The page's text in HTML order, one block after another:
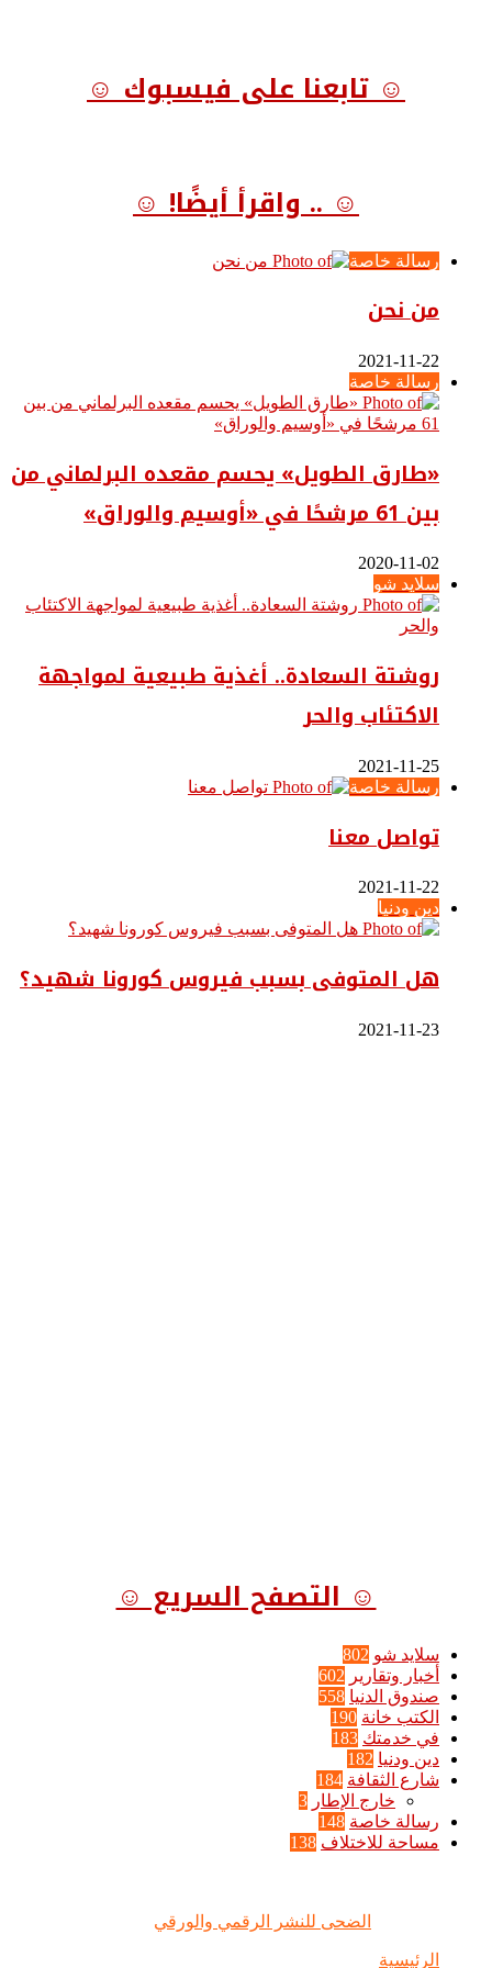
☺ تابعنا على فيسبوك ☺
☺ .. واقرأ أيضًا! ☺
رسالة خاصة
من نحن
2021-11-22
رسالة خاصة
«طارق الطويل» يحسم مقعده البرلماني من
بين 61 مرشحًا في «أوسيم والوراق»
2020-11-02
سلايد شو
روشتة السعادة.. أغذية طبيعية لمواجهة
الاكتئاب والحر
2021-11-25
رسالة خاصة
تواصل معنا
2021-11-22
دين ودنيا
هل المتوفى بسبب فيروس كورونا شهيد؟
2021-11-23
☺ التصفح السريع ☺
سلايد شو 802
أخبار وتقارير 602
صندوق الدنيا 558
الكتب خانة 190
في خدمتك 183
دين ودنيا 182
شارع الثقافة 184
خارج الإطار 3
رسالة خاصة 148
مساحة للاختلاف 138
الضحى للنشر الرقمي والورقي
الرئيسية